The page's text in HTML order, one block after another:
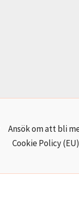
Ansök om att bli
Cookie Policy (EU)